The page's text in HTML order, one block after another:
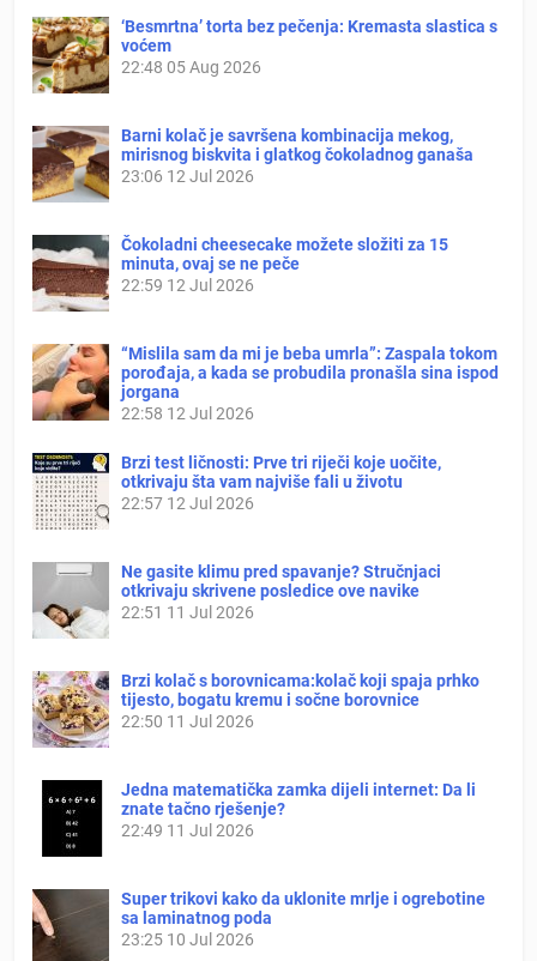
‘Besmrtna’ torta bez pečenja: Kremasta slastica s
voćem
22:48 05 Aug 2026
Barni kolač je savršena kombinacija mekog,
mirisnog biskvita i glatkog čokoladnog ganaša
23:06 12 Jul 2026
Čokoladni cheesecake možete složiti za 15
minuta, ovaj se ne peče
22:59 12 Jul 2026
“Mislila sam da mi je beba umrla”: Zaspala tokom
porođaja, a kada se probudila pronašla sina ispod
jorgana
22:58 12 Jul 2026
Brzi test ličnosti: Prve tri riječi koje uočite,
otkrivaju šta vam najviše fali u životu
22:57 12 Jul 2026
Ne gasite klimu pred spavanje? Stručnjaci
otkrivaju skrivene posledice ove navike
22:51 11 Jul 2026
Brzi kolač s borovnicama:kolač koji spaja prhko
tijesto, bogatu kremu i sočne borovnice
22:50 11 Jul 2026
Jedna matematička zamka dijeli internet: Da li
znate tačno rješenje?
22:49 11 Jul 2026
Super trikovi kako da uklonite mrlje i ogrebotine
sa laminatnog poda
23:25 10 Jul 2026